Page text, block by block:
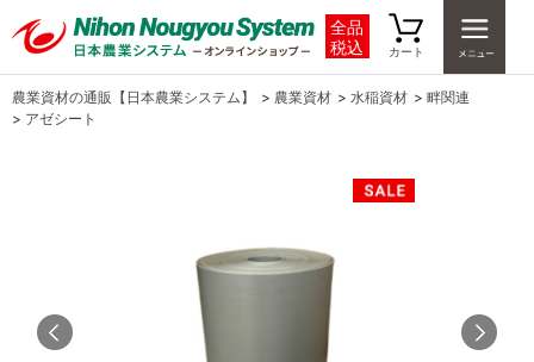
全品
税込
カート
農業資材の通販【日本農業システム】 > 農業資材 > 水稲資材 > 畔関連
> アゼシート